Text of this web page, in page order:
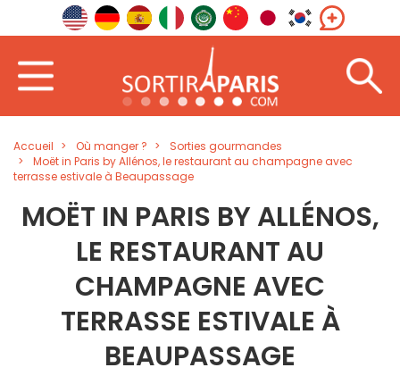
Accueil Où manger ?
Sorties gourmandes
Moët in Paris by Allénos, le restaurant au champagne avec
terrasse estivale à Beaupassage
MOËT IN PARIS BY ALLÉNOS,
LE RESTAURANT AU
CHAMPAGNE AVEC
TERRASSE ESTIVALE À
BEAUPASSAGE